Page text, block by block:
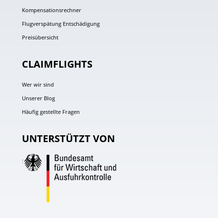
Kompensationsrechner
Flugverspätung Entschädigung
Preisübersicht
CLAIMFLIGHTS
Wer wir sind
Unserer Blog
Häufig gestellte Fragen
UNTERSTÜTZT VON